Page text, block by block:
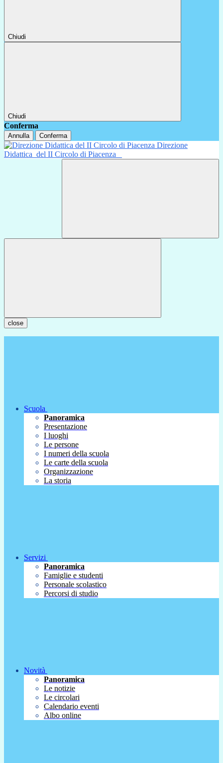
Chiudi
Chiudi
Conferma
Annulla Conferma
Direzione
Didattica del II Circolo di Piacenza
close
Scuola
Panoramica
Presentazione
I luoghi
Le persone
I numeri della scuola
Le carte della scuola
Organizzazione
La storia
Servizi
Panoramica
Famiglie e studenti
Personale scolastico
Percorsi di studio
Novità
Panoramica
Le notizie
Le circolari
Calendario eventi
Albo online